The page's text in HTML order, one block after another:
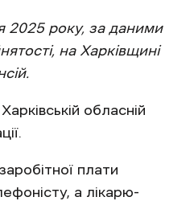
2025 року, за даними
на Харківщині
обласній
плати
а лікарю-